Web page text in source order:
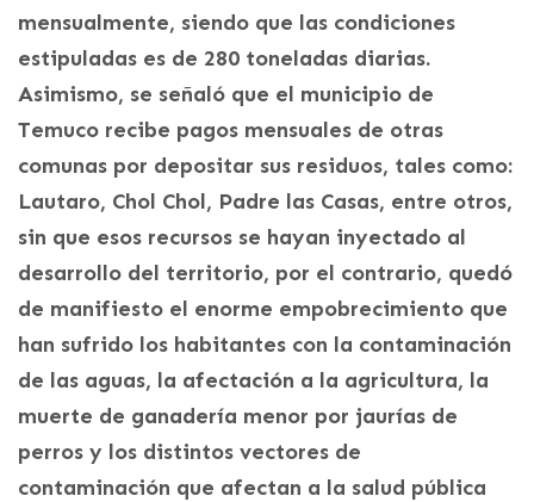
mensualmente, siendo que las condiciones
estipuladas es de 280 toneladas diarias.
Asimismo, se señaló que el municipio de
Temuco recibe pagos mensuales de otras
comunas por depositar sus residuos, tales como:
Lautaro, Chol Chol, Padre las Casas, entre otros,
sin que esos recursos se hayan inyectado al
desarrollo del territorio, por el contrario, quedó
de manifiesto el enorme empobrecimiento que
han sufrido los habitantes con la contaminación
de las aguas, la afectación a la agricultura, la
muerte de ganadería menor por jaurías de
perros y los distintos vectores de
contaminación que afectan a la salud pública